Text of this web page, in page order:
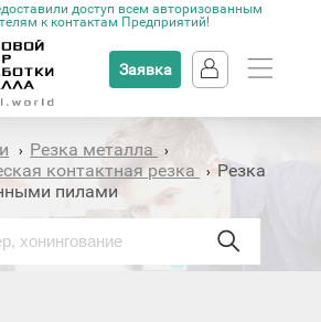
доступ всем авторизованным
к контактам Предприятий!
Заявка
› Резка металла ›
контактная резка › Резка
пилами